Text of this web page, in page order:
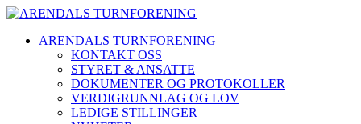
ARENDALS TURNFORENING
KONTAKT OSS
STYRET & ANSATTE
DOKUMENTER OG PROTOKOLLER
VERDIGRUNNLAG OG LOV
LEDIGE STILLINGER